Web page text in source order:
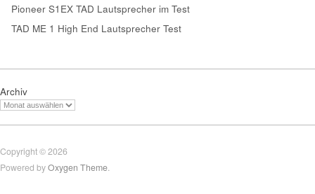
Pioneer S1EX TAD Lautsprecher im Test
TAD ME 1 High End Lautsprecher Test
Archiv
Copyright © 2026
Powered byOxygen Theme.